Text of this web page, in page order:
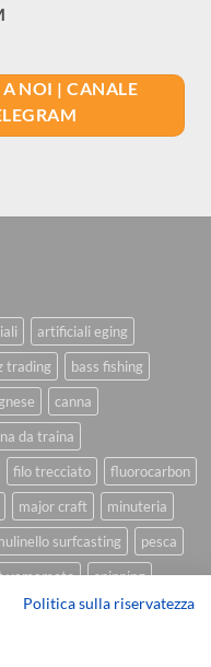
NOI | CANALE
artificiali eging
trading
bass fishing
canna
da traina
filo trecciato
fluorocarbon
major craft
minuteria
surfcasting
pesca
yamamoto
spinning
trecciato trolling tubertini
Politica sulla riservatezza